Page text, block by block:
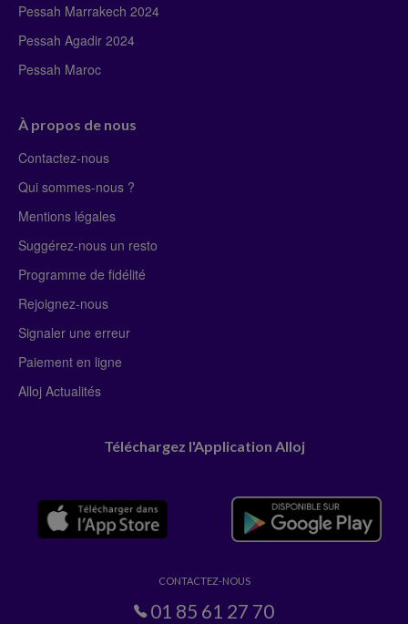
Pessah Marrakech 2024
Pessah Agadir 2024
Pessah Maroc
À propos de nous
Contactez-nous
Qui sommes-nous ?
Mentions légales
Suggérez-nous un resto
Programme de fidélité
Rejoignez-nous
Signaler une erreur
Paiement en ligne
Alloj Actualités
Téléchargez l'Application Alloj
CONTACTEZ-NOUS
01 85 61 27 70